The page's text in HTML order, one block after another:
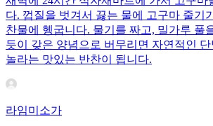
다. 껍질을 벗겨서 끓는 물에 고구마 줄기
찬물에 헹굽니다. 물기를 짜고, 밀가루 풀
듯이 갖은 양념으로 버무리면 자연적인 단
놀라는 맛있는 반찬이 됩니다.
라임미소가